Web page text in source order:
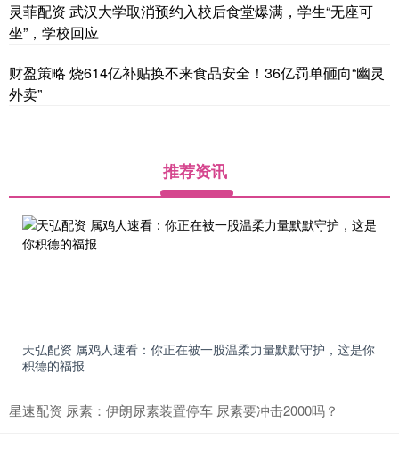
灵菲配资 武汉大学取消预约入校后食堂爆满，学生“无座可
坐”，学校回应
财盈策略 烧614亿补贴换不来食品安全！36亿罚单砸向“幽灵
外卖”
推荐资讯
天弘配资 属鸡人速看：你正在被一股温柔力量默默守护，这是你
积德的福报
星速配资 尿素：伊朗尿素装置停车 尿素要冲击2000吗？